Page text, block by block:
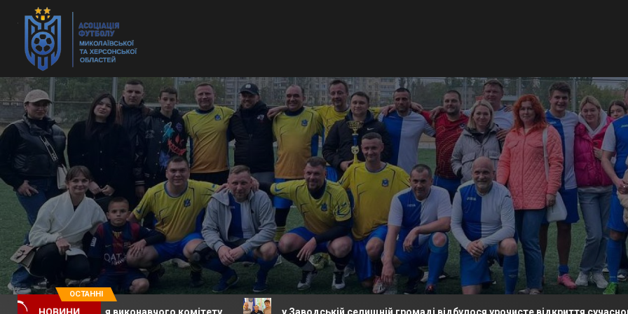
ОСТАННІ
виконавчого комітету у Заводській селищній громаді відбулося урочисте відкриття сучасного